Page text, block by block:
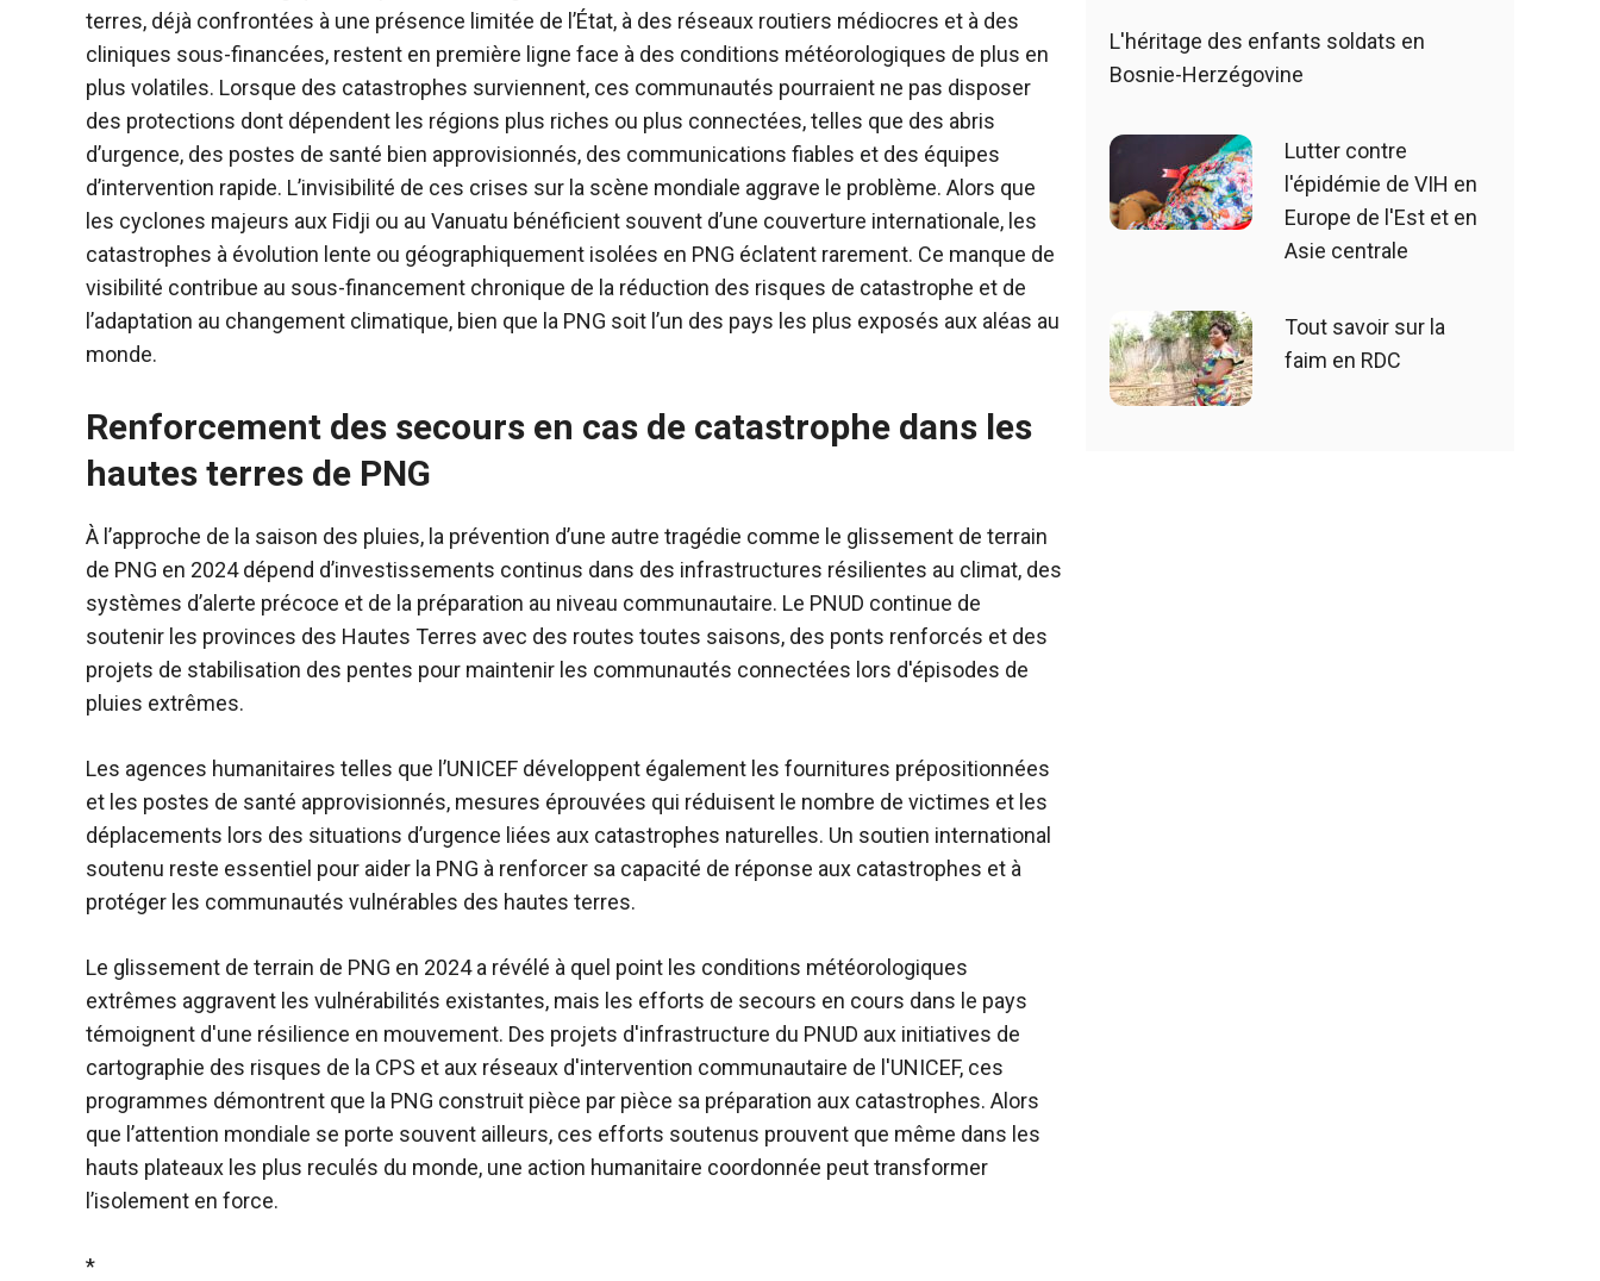
terres, déjà confrontées à une présence limitée de l’État, à des réseaux routiers médiocres et à des
cliniques sous-financées, restent en première ligne face à des conditions météorologiques de plus en
plus volatiles. Lorsque des catastrophes surviennent, ces communautés pourraient ne pas disposer
des protections dont dépendent les régions plus riches ou plus connectées, telles que des abris
d’urgence, des postes de santé bien approvisionnés, des communications fiables et des équipes
d’intervention rapide. L’invisibilité de ces crises sur la scène mondiale aggrave le problème. Alors que
les cyclones majeurs aux Fidji ou au Vanuatu bénéficient souvent d’une couverture internationale, les
catastrophes à évolution lente ou géographiquement isolées en PNG éclatent rarement. Ce manque de
visibilité contribue au sous-financement chronique de la réduction des risques de catastrophe et de
l’adaptation au changement climatique, bien que la PNG soit l’un des pays les plus exposés aux aléas au
monde.
Renforcement des secours en cas de catastrophe dans les
hautes terres de PNG
À l’approche de la saison des pluies, la prévention d’une autre tragédie comme le glissement de terrain
de PNG en 2024 dépend d’investissements continus dans des infrastructures résilientes au climat, des
systèmes d’alerte précoce et de la préparation au niveau communautaire. Le PNUD continue de
soutenir les provinces des Hautes Terres avec des routes toutes saisons, des ponts renforcés et des
projets de stabilisation des pentes pour maintenir les communautés connectées lors d'épisodes de
pluies extrêmes.
Les agences humanitaires telles que l’UNICEF développent également les fournitures prépositionnées
et les postes de santé approvisionnés, mesures éprouvées qui réduisent le nombre de victimes et les
déplacements lors des situations d’urgence liées aux catastrophes naturelles. Un soutien international
soutenu reste essentiel pour aider la PNG à renforcer sa capacité de réponse aux catastrophes et à
protéger les communautés vulnérables des hautes terres.
Le glissement de terrain de PNG en 2024 a révélé à quel point les conditions météorologiques
extrêmes aggravent les vulnérabilités existantes, mais les efforts de secours en cours dans le pays
témoignent d'une résilience en mouvement. Des projets d'infrastructure du PNUD aux initiatives de
cartographie des risques de la CPS et aux réseaux d'intervention communautaire de l'UNICEF, ces
programmes démontrent que la PNG construit pièce par pièce sa préparation aux catastrophes. Alors
que l’attention mondiale se porte souvent ailleurs, ces efforts soutenus prouvent que même dans les
hauts plateaux les plus reculés du monde, une action humanitaire coordonnée peut transformer
l’isolement en force.
*
L'héritage des enfants soldats en
Bosnie-Herzégovine
Lutter contre
l'épidémie de VIH en
Europe de l'Est et en
Asie centrale
Tout savoir sur la
faim en RDC